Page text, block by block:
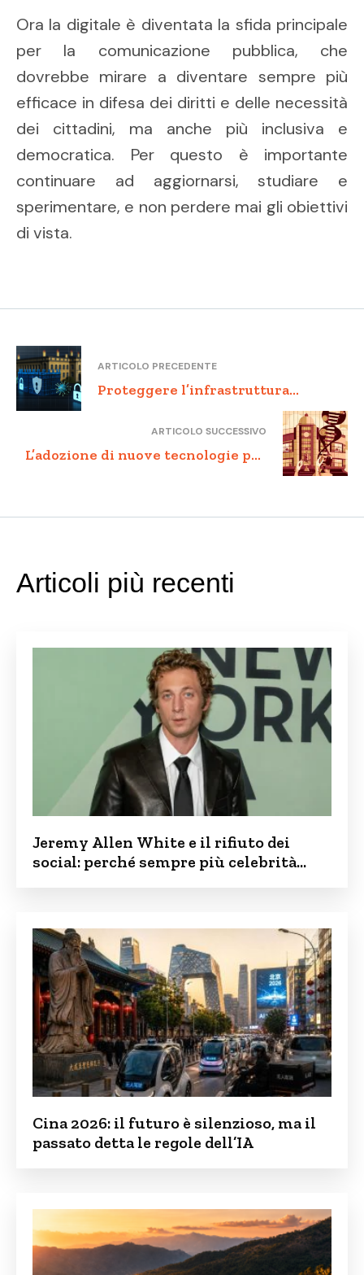
Ora la digitale è diventata la sfida principale
per la comunicazione pubblica, che
dovrebbe mirare a diventare sempre più
efficace in difesa dei diritti e delle necessità
dei cittadini, ma anche più inclusiva e
democratica. Per questo è importante
continuare ad aggiornarsi, studiare e
sperimentare, e non perdere mai gli obiettivi
di vista.
ARTICOLO PRECEDENTE
Proteggere l’infrastruttura
pubblica: Minacce digitali e
strategie di sicurezza
ARTICOLO SUCCESSIVO
L’adozione di nuove tecnologie per
Articoli più recenti
Jeremy Allen White e il rifiuto dei
social: perché sempre più celebrità
Cina 2026: il futuro è silenzioso, ma il
passato detta le regole dell’IA